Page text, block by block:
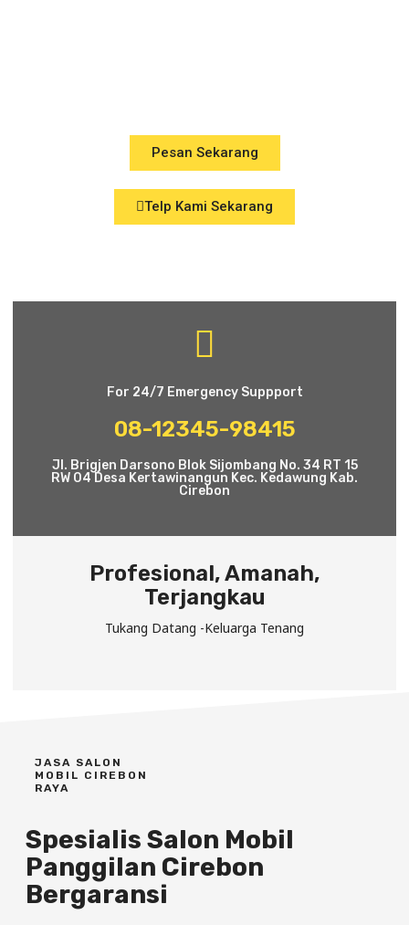
Pesan Sekarang
Telp Kami Sekarang
For 24/7 Emergency Suppport
08-12345-98415
Jl. Brigjen Darsono Blok Sijombang No. 34 RT 15
RW 04 Desa Kertawinangun Kec. Kedawung Kab.
Cirebon
Profesional, Amanah,
Terjangkau
Tukang Datang -Keluarga Tenang
JASA SALON
MOBIL CIREBON
RAYA
Spesialis Salon Mobil
Panggilan Cirebon
Bergaransi